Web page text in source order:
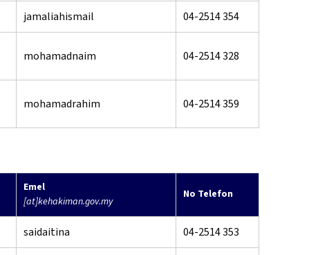
jamaliahismail 04-2514 354
mohamadnaim 04-2514 328
mohamadrahim 04-2514 359
Emel
[at]kehakiman.gov.my
No Telefon
saidaitina 04-2514 353